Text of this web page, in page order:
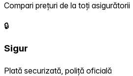
Compari prețuri de la toți asigurătorii
🔒
Sigur
Plată securizată, poliță oficială